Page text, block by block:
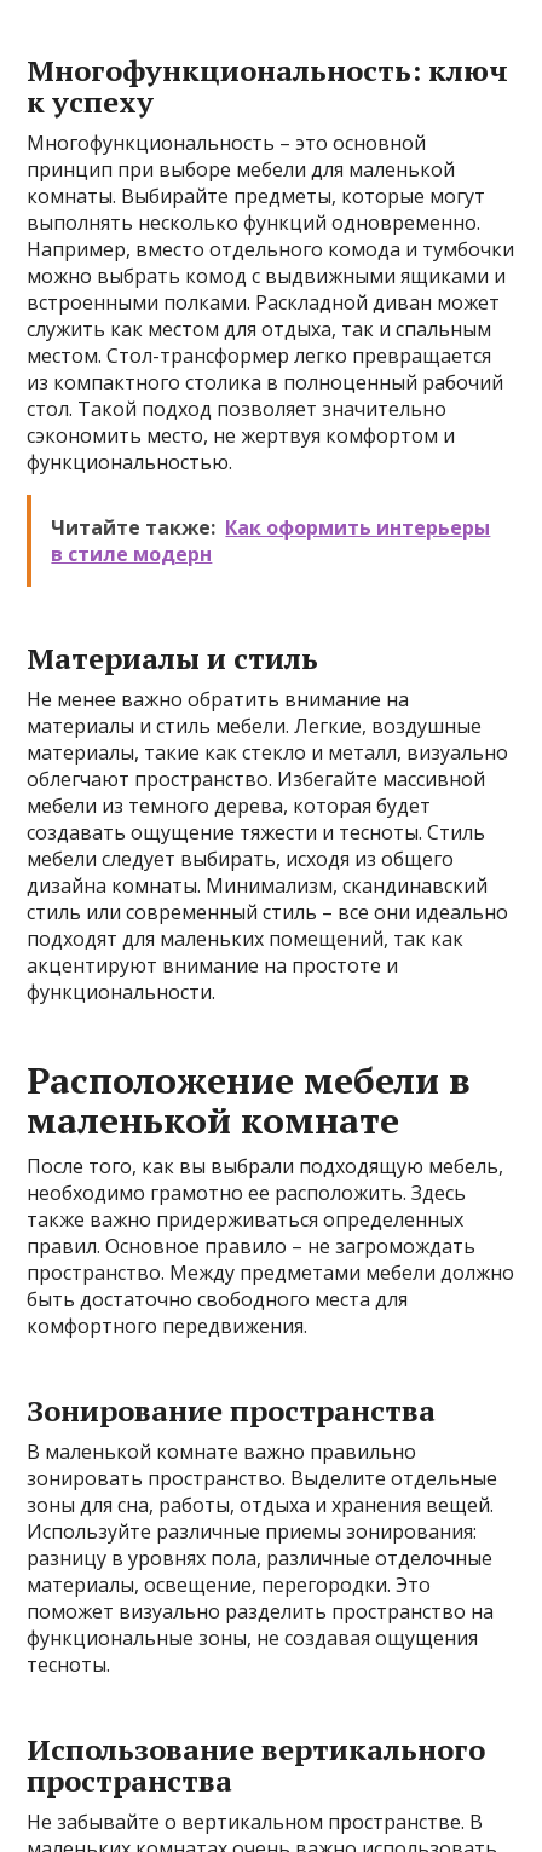
Многофункциональность: ключ
к успеху
Многофункциональность – это основной
принцип при выборе мебели для маленькой
комнаты. Выбирайте предметы, которые могут
выполнять несколько функций одновременно.
Например, вместо отдельного комода и тумбочки
можно выбрать комод с выдвижными ящиками и
встроенными полками. Раскладной диван может
служить как местом для отдыха, так и спальным
местом. Стол-трансформер легко превращается
из компактного столика в полноценный рабочий
стол. Такой подход позволяет значительно
сэкономить место, не жертвуя комфортом и
функциональностью.
Читайте также: Как оформить интерьеры
в стиле модерн
Материалы и стиль
Не менее важно обратить внимание на
материалы и стиль мебели. Легкие, воздушные
материалы, такие как стекло и металл, визуально
облегчают пространство. Избегайте массивной
мебели из темного дерева, которая будет
создавать ощущение тяжести и тесноты. Стиль
мебели следует выбирать, исходя из общего
дизайна комнаты. Минимализм, скандинавский
стиль или современный стиль – все они идеально
подходят для маленьких помещений, так как
акцентируют внимание на простоте и
функциональности.
Расположение мебели в
маленькой комнате
После того, как вы выбрали подходящую мебель,
необходимо грамотно ее расположить. Здесь
также важно придерживаться определенных
правил. Основное правило – не загромождать
пространство. Между предметами мебели должно
быть достаточно свободного места для
комфортного передвижения.
Зонирование пространства
В маленькой комнате важно правильно
зонировать пространство. Выделите отдельные
зоны для сна, работы, отдыха и хранения вещей.
Используйте различные приемы зонирования:
разницу в уровнях пола, различные отделочные
материалы, освещение, перегородки. Это
поможет визуально разделить пространство на
функциональные зоны, не создавая ощущения
тесноты.
Использование вертикального
пространства
Не забывайте о вертикальном пространстве. В